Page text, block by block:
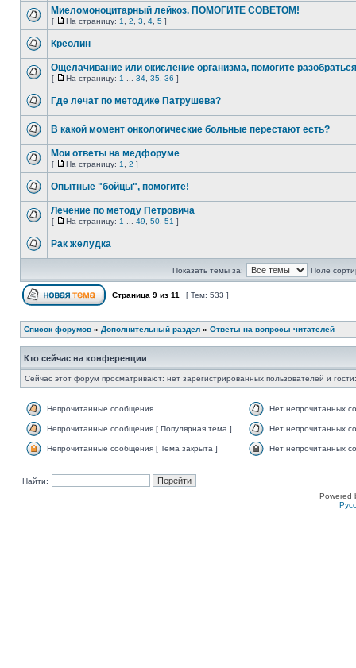
Миеломоноцитарный лейкоз. ПОМОГИТЕ СОВЕТОМ!
[ На страницу: 1 2 3 4 5 ]
Креолин
Ощелачивание или окисление организма, помогите разобраться
[ На страницу: 1 34 35 36 ]
Где лечат по методике Патрушева?
В какой момент онкологические больные перестают есть?
Мои ответы на медфоруме
[ На страницу: 1 2 ]
Опытные "бойцы", помогите!
Лечение по методу Петровича
[ На страницу: 1 49 50 51 ]
Рак желудка
Показать темы за: Поле
Страница 9 из 11 [ Тем: 533 ]
Список форумов » Дополнительный раздел » Ответы на вопросы читателей
Кто сейчас на конференции
Сейчас этот форум просматривают: нет зарегистрированных пользователей и
Непрочитанные сообщения Нет непрочитанных
Непрочитанные сообщения [ Популярная тема ] Нет непрочитанных
Непрочитанные сообщения [ Тема закрыта ] Нет непрочитанных
Найти:
Powered